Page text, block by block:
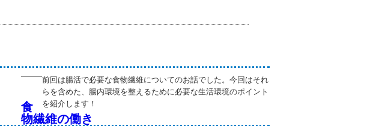
前回は腸活で必要な食物繊維についてのお話でした。今回はそれ
らを含めた、腸内環境を整えるために必要な生活環境のポイント
を紹介します！
食
物繊維の働き